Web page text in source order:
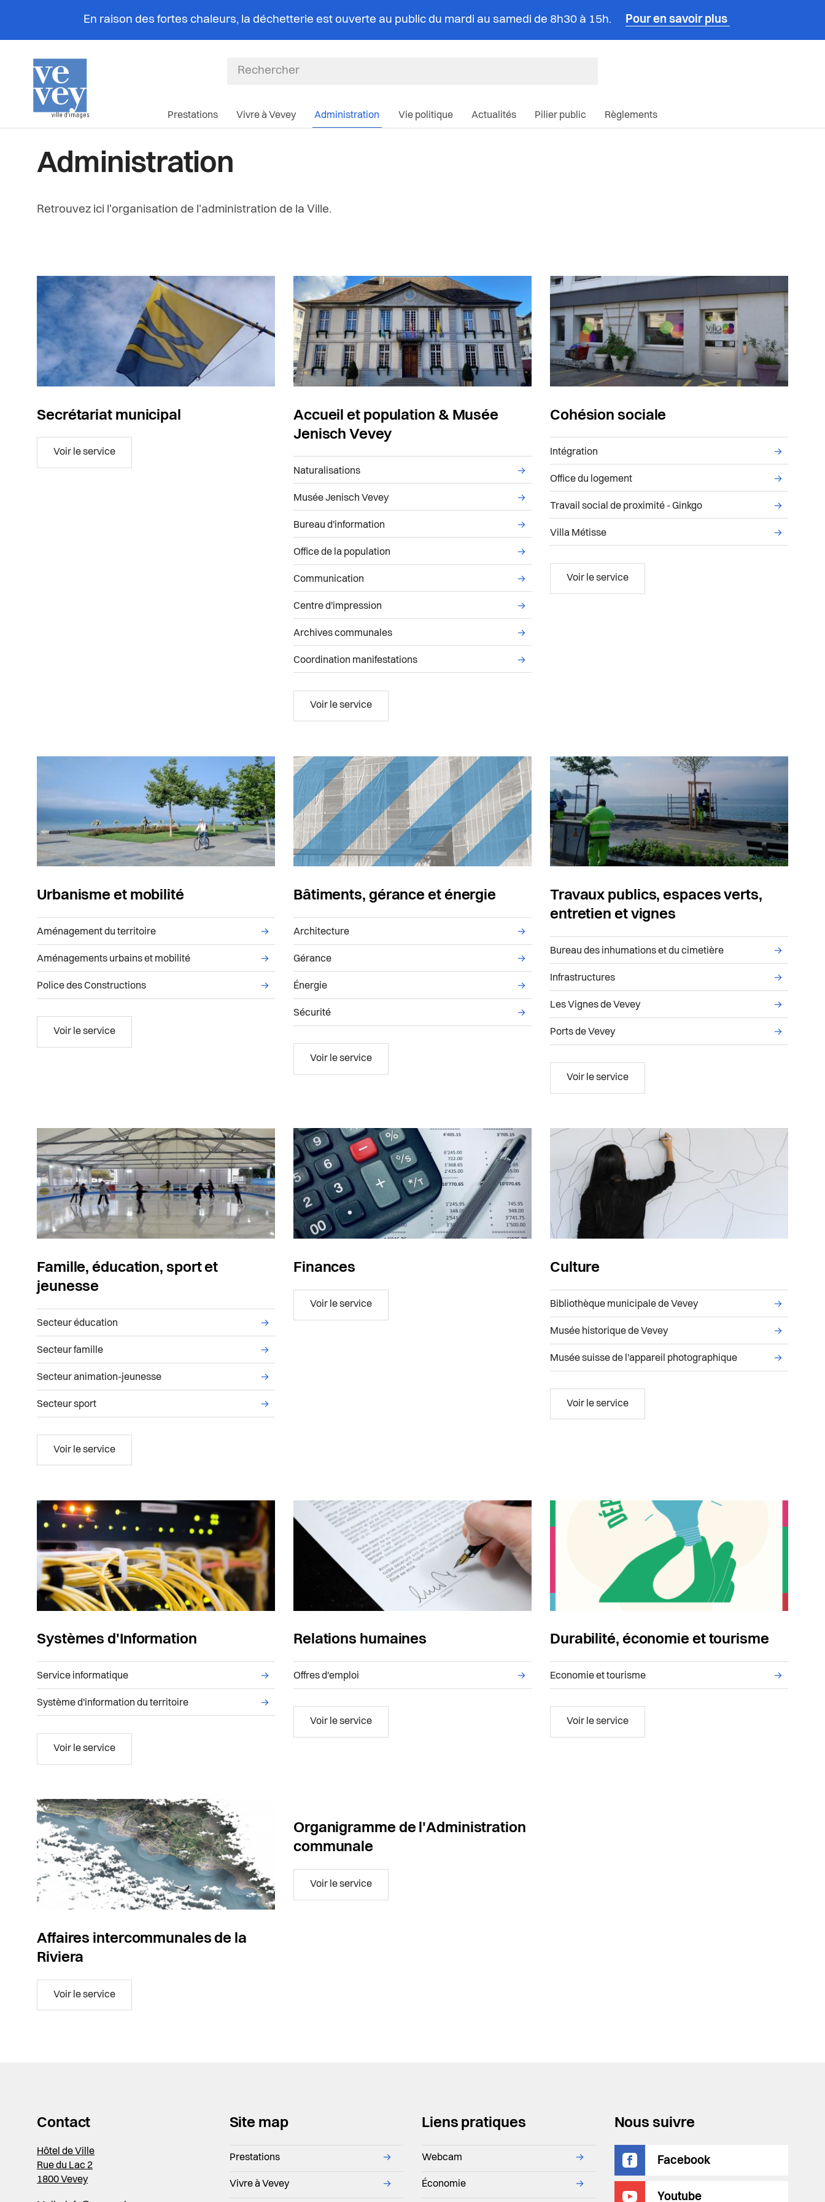
En raison des fortes chaleurs, la déchetterie est ouverte au public du mardi au samedi de 8h30 à 15h. Pour en savoir plus
Prestations Vivre à Vevey Administration Vie politique Actualités Pilier public Règlements
Administration
Retrouvez ici l'organisation de l'administration de la Ville.
Secrétariat municipal
Voir le serviceSecrétariat municipal
Accueil et population & Musée
Jenisch Vevey
Liste des sous-services administratifs du service Accueil et population & Musée Jenisch Vevey
Naturalisations →
Musée Jenisch Vevey →
Bureau d'information →
Office de la population →
Communication →
Centre d'impression →
Archives communales →
Coordination manifestations →
Voir le serviceAccueil et population & Musée Jenisch Vevey
Cohésion sociale
Liste des sous-services administratifs du service
Intégration →
Office du logement →
Travail social de proximité - Ginkgo →
Villa Métisse →
Voir le serviceCohésion sociale
Urbanisme et mobilité
Liste des sous-services administratifs du service Urbanisme et mobilité
Aménagement du territoire →
Aménagements urbains et mobilité →
Police des Constructions →
Voir le serviceUrbanisme et mobilité
Bâtiments, gérance et énergie
Liste des sous-services administratifs du service Bâtiments, gérance et énergie
Architecture →
Gérance →
Énergie →
Sécurité →
Voir le serviceBâtiments, gérance et énergie
Travaux publics, espaces verts,
entretien et vignes
Liste des sous-services administratifs du service
Bureau des inhumations et du cimetière →
Infrastructures →
Les Vignes de Vevey →
Ports de Vevey →
Voir le serviceTravaux publics, espaces verts, entretien et
Famille, éducation, sport et
jeunesse
Liste des sous-services administratifs du service Famille, éducation, sport et jeunesse
Secteur éducation →
Secteur famille →
Secteur animation-jeunesse →
Secteur sport →
Voir le serviceFamille, éducation, sport et jeunesse
Finances
Voir le serviceFinances
Culture
Liste des sous-services administratifs du service
Bibliothèque municipale de Vevey →
Musée historique de Vevey →
Musée suisse de l'appareil photographique →
Voir le serviceCulture
Systèmes d'Information
Liste des sous-services administratifs du service Systèmes d'Information
Service informatique →
Système d'information du territoire →
Voir le serviceSystèmes d'Information
Relations humaines
Liste des sous-services administratifs du service Relations humaines
Offres d'emploi →
Voir le serviceRelations humaines
Durabilité, économie et tourisme
Liste des sous-services administratifs du service
Economie et tourisme →
Voir le serviceDurabilité, économie et tourisme
Affaires intercommunales de la
Riviera
Voir le serviceAffaires intercommunales de la Riviera
Organigramme de l'Administration
communale
Voir le serviceOrganigramme de l'Administration communale
Contact
Hôtel de Ville
Rue du Lac 2
1800 Vevey
Site map
Prestations →
Vivre à Vevey →
Liens pratiques
Webcam →
Économie →
Nous suivre
Facebook
Youtube